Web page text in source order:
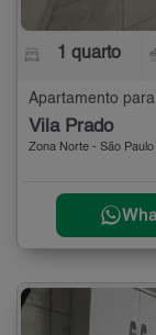
1 quarto
Apartamento
Vila Prado
Zona Norte - São Paulo